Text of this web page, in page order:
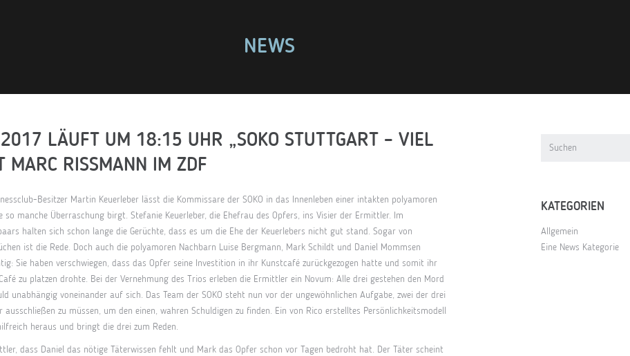
NEWS
LÄUFT UM 18:15 UHR „SOKO STUTTGART – VIEL
MARC RISSMANN IM ZDF
Besitzer Martin Keuerleber lässt die Kommissare der SOKO in das Innenleben einer intakten polyamoren
so manche Überraschung birgt. Stefanie Keuerleber, die Ehefrau des Opfers, ins Visier der Ermittler. Im
halten sich schon lange die Gerüchte, dass es um die Ehe der Keuerlebers nicht gut stand. Sogar von
ist die Rede. Doch auch die polyamoren Nachbarn Luise Bergmann, Mark Schildt und Daniel Mommsen
Sie haben verschwiegen, dass das Opfer seine Investition in ihr Kunstcafé zurückgezogen hatte und somit ihr
zu platzen drohte. Bei der Vernehmung des Trios erleben die Ermittler ein Novum: Alle drei gestehen den Mord
unabhängig voneinander auf sich. Das Team der SOKO steht nun vor der ungewöhnlichen Aufgabe, zwei der drei
ausschließen zu müssen, um den einen, wahren Schuldigen zu finden. Ein von Rico erstelltes Persönlichkeitsmodell
heraus und bringt die drei zum Reden.
dass Daniel das nötige Täterwissen fehlt und Mark das Opfer schon vor Tagen bedroht hat. Der Täter scheint
KATEGORIEN
Allgemein
Eine News Kategorie